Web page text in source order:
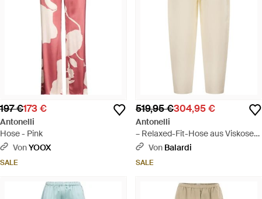
197 €173 €
Antonelli
Hose - Pink
VonYOOX
SALE
519,95 €304,95 €
Antonelli
– Relaxed-Fit-Hose aus Viskose
und Leinen mit Kordelzug in der
Von Balardi
SALE